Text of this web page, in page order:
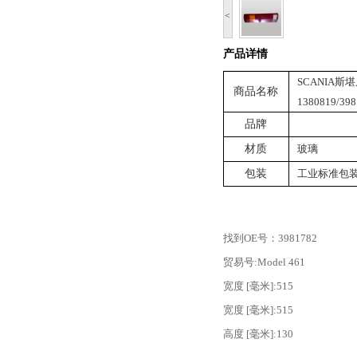
<
产品详情
商品名称
SCANIA斯
1380819/
品牌
材质 玻璃
包装 工业标准包
找到OE号： 3981782
贸易号:Model 461
宽度 [毫米]:515
宽度 [毫米]:515
高度 [毫米]:130